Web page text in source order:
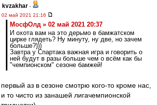
kvzakhar -
02 май 2021 21:16
МосфОлд » 02 май 2021 20:37
И охота вам на это дерьмо в бамжатском
цирке глядеть? Ну минуту, ну две, но зачем
больше?)))
Завтра у Спартака важная игра и говорить о
ней будут в разы больше чем о всём как бы
"чемпионском" сезоне бамжей!
первый аз в сезоне смотрю кого-то кроме нас,
и то чисто из занашей лигачемпионской